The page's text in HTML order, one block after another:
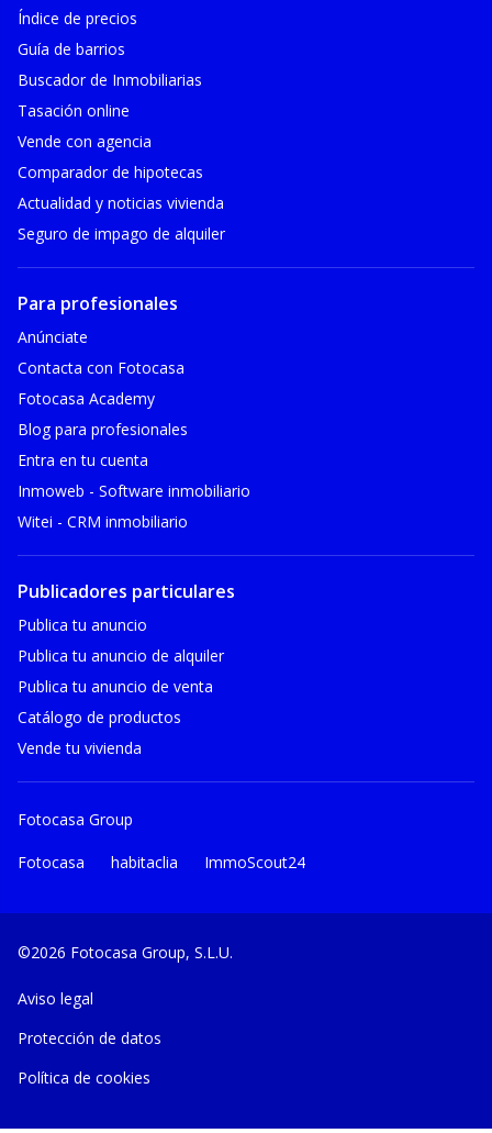
Índice de precios
Guía de barrios
Buscador de Inmobiliarias
Tasación online
Vende con agencia
Comparador de hipotecas
Actualidad y noticias vivienda
Seguro de impago de alquiler
Para profesionales
Anúnciate
Contacta con Fotocasa
Fotocasa Academy
Blog para profesionales
Entra en tu cuenta
Inmoweb - Software inmobiliario
Witei - CRM inmobiliario
Publicadores particulares
Publica tu anuncio
Publica tu anuncio de alquiler
Publica tu anuncio de venta
Catálogo de productos
Vende tu vivienda
Fotocasa Group
Fotocasa habitaclia ImmoScout24
©2026 Fotocasa Group, S.L.U.
Aviso legal
Protección de datos
Política de cookies